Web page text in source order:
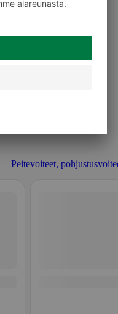
Peitevoiteet,